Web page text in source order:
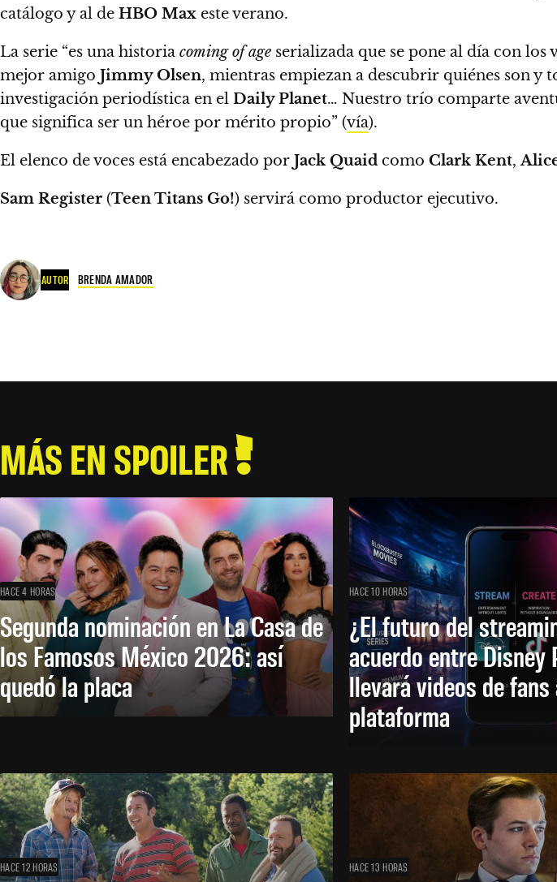
catálogo y al de HBO Max este verano.
La serie “es una historia coming of age serializada que se pone al día con los
mejor amigo Jimmy Olsen, mientras empiezan a descubrir quiénes son y
investigación periodística en el Daily Planet… Nuestro trío comparte
que significa ser un héroe por mérito propio” (vía).
El elenco de voces está encabezado por Jack Quaid como Clark Kent,
Sam Register (Teen Titans Go!) servirá como productor ejecutivo.
AUTOR BRENDA AMADOR
MÁS EN SPOILER
HACE 4 HORAS
Segunda nominación en La Casa de
los Famosos México 2026: así
quedó la placa
HACE 10 HORAS
¿El futuro del
acuerdo entre Disney
llevará videos de fans
plataforma
HACE 12 HORAS HACE 13 HORAS